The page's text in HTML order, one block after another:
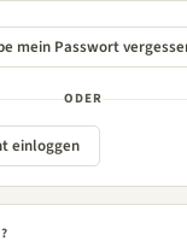
ODER
einloggen